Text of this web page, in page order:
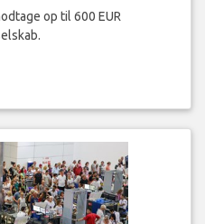
op til 600 EUR